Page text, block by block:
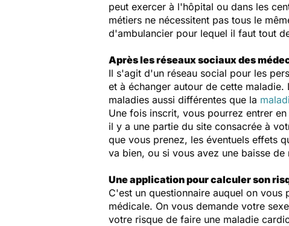
peut exercer à l'hôpital ou dans les
métiers ne nécessitent pas tous le
d'ambulancier pour lequel il faut tout
Après les réseaux sociaux des
Il s'agit d'un réseau social pour les
et à échanger autour de cette
maladies aussi différentes que la
Une fois inscrit, vous pourrez entrer
il y a une partie du site consacrée à
que vous prenez, les éventuels effets
va bien, ou si vous avez une baisse de
Une application pour calculer son
C'est un questionnaire auquel on
médicale. On vous demande votre
votre risque de faire une maladie